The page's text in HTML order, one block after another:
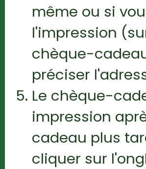
même ou si
l'impression
chèque-
préciser
Le chèque-
impression
cadeau plus
cliquer sur